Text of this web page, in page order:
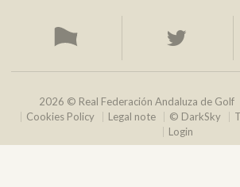
2026 © Real Federación Andaluza de Golf
Cookies Policy
Legal note © DarkSky
Login